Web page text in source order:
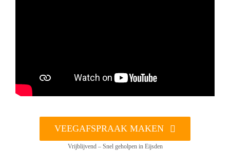
VEEGAFSPRAAK MAKEN
Vrijblijvend – Snel geholpen in Eijsden